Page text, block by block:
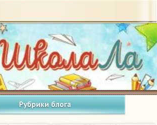
Рубрики блога